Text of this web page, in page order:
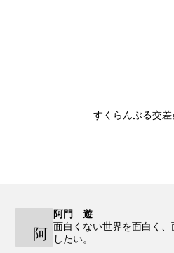
すくらんぶる交差
阿
阿門 遊
面白くない世界を面白く
したい。